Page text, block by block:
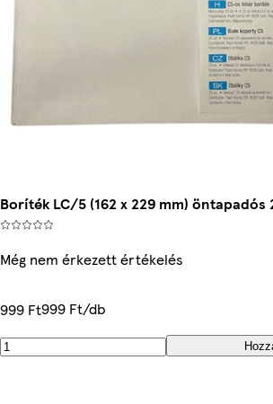
Boríték LC/5 (162 x 229 mm) öntapadós
Még nem érkezett értékelés
999 Ft999 Ft/db